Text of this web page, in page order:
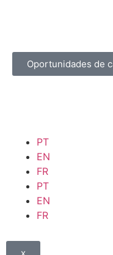
Oportunidades de
PT
EN
FR
PT
EN
FR